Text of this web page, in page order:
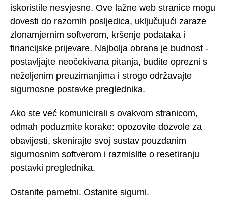
iskoristile nesvjesne. Ove lažne web stranice mogu
dovesti do razornih posljedica, uključujući zaraze
zlonamjernim softverom, kršenje podataka i
financijske prijevare. Najbolja obrana je budnost -
postavljajte neočekivana pitanja, budite oprezni s
neželjenim preuzimanjima i strogo održavajte
sigurnosne postavke preglednika.
Ako ste već komunicirali s ovakvom stranicom,
odmah poduzmite korake: opozovite dozvole za
obavijesti, skenirajte svoj sustav pouzdanim
sigurnosnim softverom i razmislite o resetiranju
postavki preglednika.
Ostanite pametni. Ostanite sigurni.